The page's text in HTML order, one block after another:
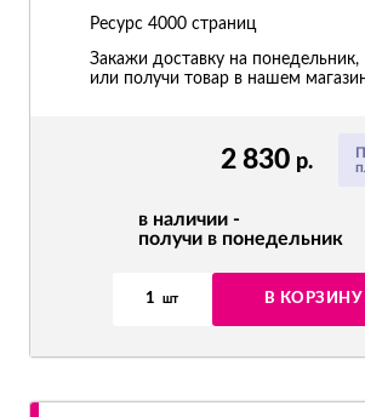
2 830 р.
в наличии -
получи в понедельник
1 шт В КОРЗИНУ
Ресурс 4000 страниц
Закажи доставку на понедельник,
или получи товар в нашем